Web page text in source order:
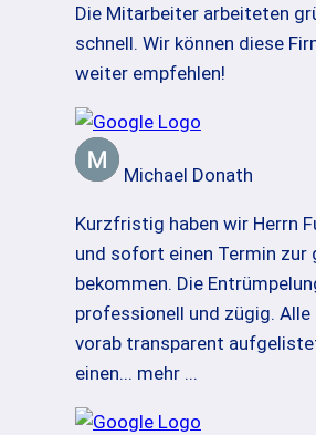
Die Mitarbeiter arbeiteten
schnell. Wir können diese
weiter empfehlen!
Michael Donath
Kurzfristig haben wir Herrn
und sofort einen Termin zur
bekommen. Die
professionell und zügig.
vorab transparent
einen... mehr ...